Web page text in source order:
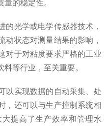
的稳定性。
光学或电学传感器技术，
动状态对测量结果的影响，
对于对粘度要求严格的工业
等行业，至关重要。
实现数据的自动采集、处
，还可以与生产控制系统相
提高了生产效率和管理水